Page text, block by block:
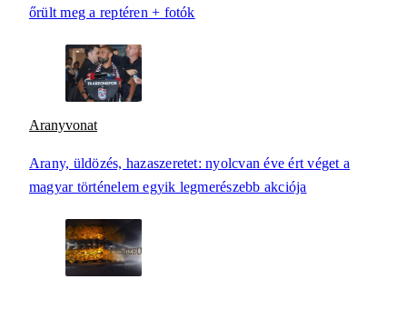
őrült meg a reptéren + fotók
Aranyvonat
Arany, üldözés, hazaszeretet: nyolcvan éve ért véget a
magyar történelem egyik legmerészebb akciója